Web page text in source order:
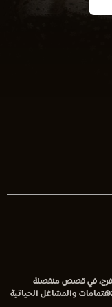
في قصص منفصلة
والمشاغل الحياتية